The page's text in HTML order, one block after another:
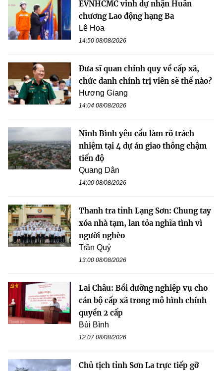
EVNHCMC vinh dự nhận Huân
chương Lao động hạng Ba
Lê Hoa
14:50 08/08/2026
Đưa sĩ quan chính quy về cấp xã,
chức danh chính trị viên sẽ thế nào?
Hương Giang
14:04 08/08/2026
Ninh Bình yêu cầu làm rõ trách
nhiệm tại 4 dự án giao thông chậm
tiến độ
Quang Dân
14:00 08/08/2026
Thanh tra tỉnh Lạng Sơn: Chung tay
xóa nhà tạm, lan tỏa nghĩa tình vì
người nghèo
Trần Quý
13:00 08/08/2026
Lai Châu: Bồi dưỡng nghiệp vụ cho
cán bộ cấp xã trong mô hình chính
quyền 2 cấp
Bùi Bình
12:07 08/08/2026
Chủ tịch tỉnh Sơn La trực tiếp gỡ